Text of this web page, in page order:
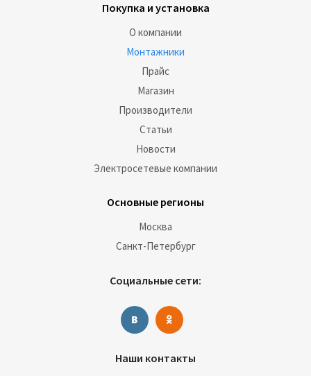
Покупка и установка
О компании
Монтажники
Прайс
Магазин
Производители
Статьи
Новости
Электросетевые компании
Основные регионы
Москва
Санкт-Петербург
Социальные сети:
Наши контакты